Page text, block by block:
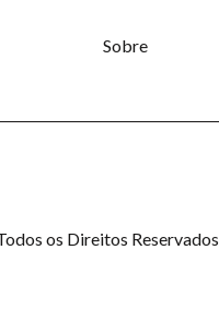
Sobre
os Direitos Reservados